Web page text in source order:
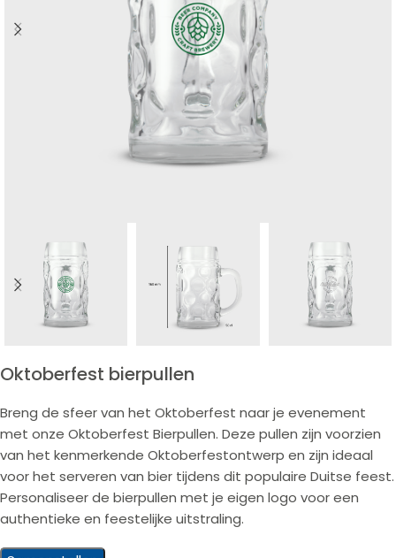
Oktoberfest bierpullen
Breng de sfeer van het Oktoberfest naar je evenement
met onze Oktoberfest Bierpullen. Deze pullen zijn voorzien
van het kenmerkende Oktoberfestontwerp en zijn ideaal
voor het serveren van bier tijdens dit populaire Duitse feest.
Personaliseer de bierpullen met je eigen logo voor een
authentieke en feestelijke uitstraling.